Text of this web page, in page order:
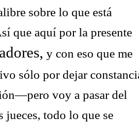
sobre lo que está
que aquí por la presente
y con eso que me
sólo por dejar
voy a pasar del
jueces, todo lo que se